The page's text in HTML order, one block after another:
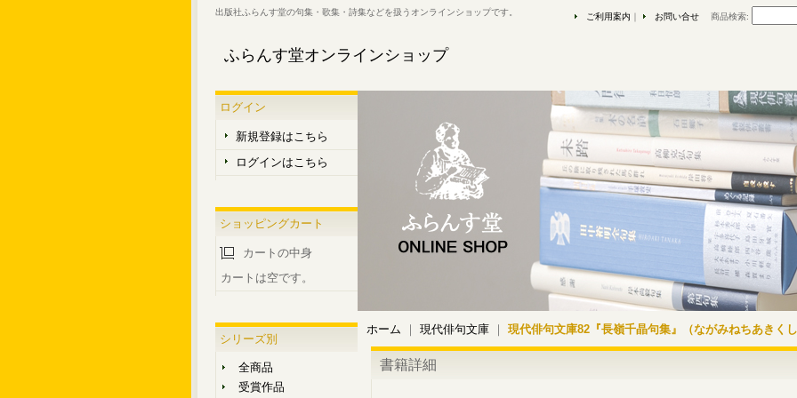
出版社ふらんす堂の句集・歌集・詩集などを扱うオンラインショップです。
ふらんす堂オンラインショップ
ご利用案内 お問い合せ 商品検索:
ログイン
新規登録はこちら
ログインはこちら
ショッピングカート
カートの中身
カートは空です。
シリーズ別
全商品
受賞作品
ホーム ｜ 現代俳句文庫 ｜ 現代俳句文庫82『長嶺千晶句集』（ながみねちあきく
書籍詳細